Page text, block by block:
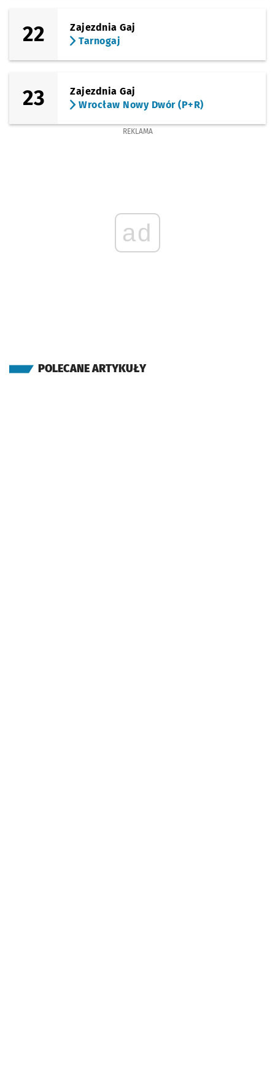
22
Zajezdnia Gaj
Tarnogaj
23
Zajezdnia Gaj
Wrocław Nowy Dwór (P+R)
REKLAMA
ad
POLECANE ARTYKUŁY